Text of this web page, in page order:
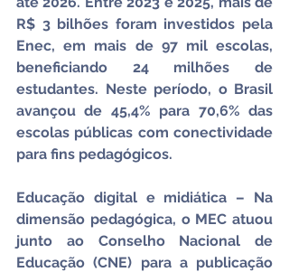
R$ 3 bilhões foram investidos pela
Enec, em mais de 97 mil escolas,
beneficiando 24 milhões de
estudantes. Neste período, o Brasil
avançou de 45,4% para 70,6% das
escolas públicas com conectividade
para fins pedagógicos.
Educação digital e midiática – Na
dimensão pedagógica, o MEC atuou
junto ao Conselho Nacional de
Educação (CNE) para a publicação